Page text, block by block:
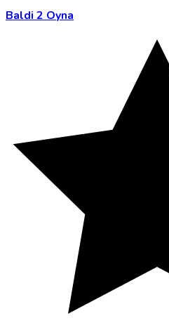
Baldi 2 Oyna